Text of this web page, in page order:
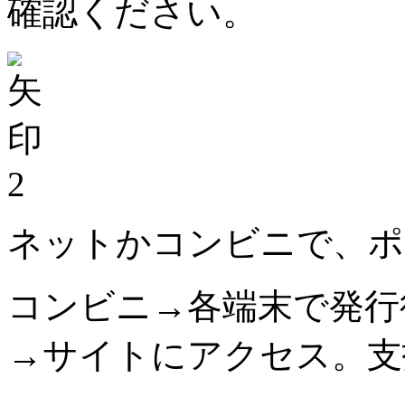
確認ください。
2
ネットかコンビニで、
コンビニ→各端末で発
→サイトにアクセス。